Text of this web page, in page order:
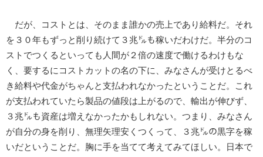
だが、コストとは、そのまま誰かの売上であり給料だ。それ
を３０年もずっと削り続けて３兆㌦も稼いだわけだ。半分のコ
ストでつくるといっても人間が２倍の速度で働けるわけもな
く、要するにコストカットの名の下に、みなさんが受けとるべ
き給料や代金がちゃんと支払われなかったということだ。これ
が支払われていたら製品の値段は上がるので、輸出が伸びず、
３兆㌦も資産は増えなかったかもしれない。つまり、みなさん
が自分の身を削り、無理矢理安くつくって、３兆㌦の黒字を稼
いだということだ。胸に手を当てて考えてみてほしい。日本で